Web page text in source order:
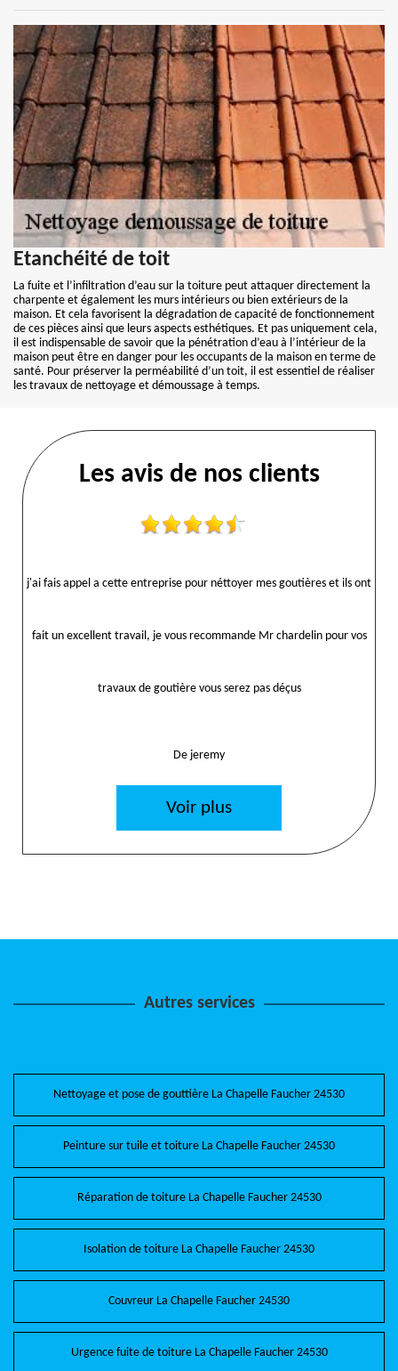
Etanchéité de toit
La fuite et l’infiltration d’eau sur la toiture peut attaquer directement la
charpente et également les murs intérieurs ou bien extérieurs de la
maison. Et cela favorisent la dégradation de capacité de fonctionnement
de ces pièces ainsi que leurs aspects esthétiques. Et pas uniquement cela,
il est indispensable de savoir que la pénétration d’eau à l’intérieur de la
maison peut être en danger pour les occupants de la maison en terme de
santé. Pour préserver la perméabilité d’un toit, il est essentiel de réaliser
les travaux de nettoyage et démoussage à temps.
Les avis de nos clients
j'ai fais appel a cette entreprise pour néttoyer mes goutières et ils ont
fait un excellent travail, je vous recommande Mr chardelin pour vos
travaux de goutière vous serez pas déçus
De jeremy
Voir plus
Autres services
Nettoyage et pose de gouttière La Chapelle Faucher 24530
Peinture sur tuile et toiture La Chapelle Faucher 24530
Réparation de toiture La Chapelle Faucher 24530
Isolation de toiture La Chapelle Faucher 24530
Couvreur La Chapelle Faucher 24530
Urgence fuite de toiture La Chapelle Faucher 24530